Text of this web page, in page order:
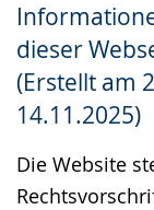
dieser
(Erstellt am
14.11.2025)
Die Website
wechseln.
Deutscher
wird
angezeigt.